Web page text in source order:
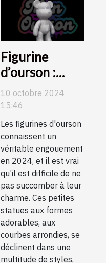
Figurine
d’ourson :
craquez pour
des modèles
haut en
couleur !
10 octobre 2024
15:46
Les figurines d'ourson
connaissent un
véritable engouement
en 2024, et il est vrai
qu’il est difficile de ne
pas succomber à leur
charme. Ces petites
statues aux formes
adorables, aux
courbes arrondies, se
déclinent dans une
multitude de styles,